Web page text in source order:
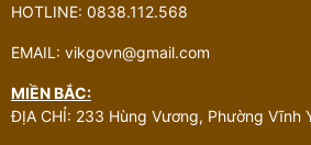
HOTLINE: 0838.112.568
EMAIL: vikgovn@gmail.com
MIỀN BẮC:
ĐỊA CHỈ: 233 Hùng Vương, Phường Vĩnh